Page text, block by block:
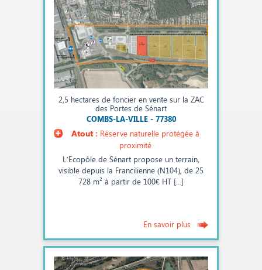
2,5 hectares de foncier en vente sur la ZAC
des Portes de Sénart
COMBS-LA-VILLE - 77380
Atout : Réserve naturelle protégée à
proximité
L’Ecopôle de Sénart propose un terrain,
visible depuis la Francilienne (N104), de 25
728 m² à partir de 100€ HT [...]
En savoir plus